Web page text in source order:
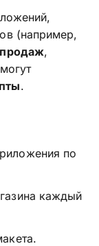
(например,
,
.
по
каждый